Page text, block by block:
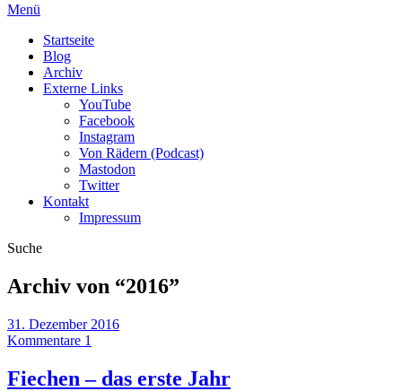
Menü
Startseite
Blog
Archiv
Externe Links
YouTube
Facebook
Instagram
Von Rädern (Podcast)
Mastodon
Twitter
Kontakt
Impressum
Suche
Archiv von “2016”
31. Dezember 2016
Kommentare 1
Fiechen – das erste Jahr